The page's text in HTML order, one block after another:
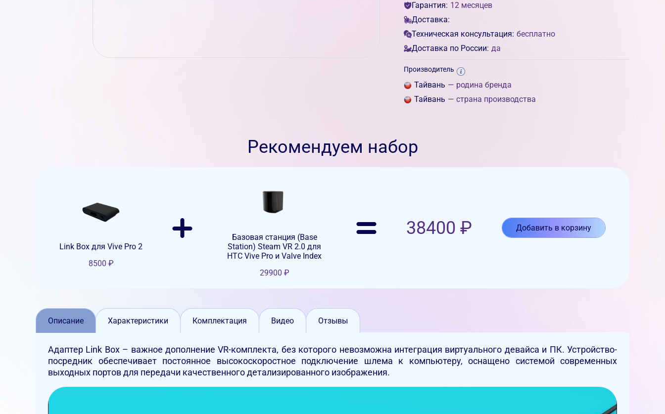
Гарантия: 12 месяцев
Доставка:
Техническая консультация: бесплатно
Доставка по России: да
Производитель
Тайвань — родина бренда
Тайвань — страна производства
Рекомендуем набор
Link Box для Vive Pro 2
8500 ₽
Базовая станция (Base
Station) Steam VR 2.0 для
HTC Vive Pro и Valve Index
29900 ₽
38400 ₽ Добавить в корзину
Описание Характеристики Комплектация Видео Отзывы
Адаптер Link Box – важное дополнение VR-комплекта, без которого невозможна интеграция виртуального девайса и ПК. Устройство-
посредник обеспечивает постоянное высокоскоростное подключение шлема к компьютеру, оснащено системой современных
выходных портов для передачи качественного детализированного изображения.